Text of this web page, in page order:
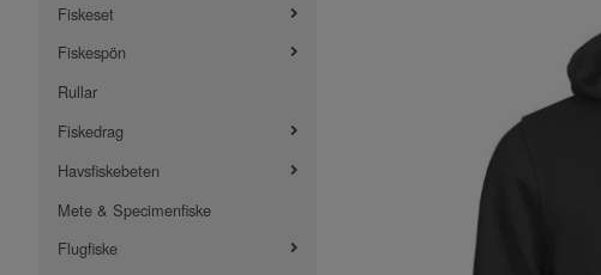
Fiskeset
Fiskespön
Rullar
Fiskedrag
Havsfiskebeten
Mete & Specimenfiske
Flugfiske